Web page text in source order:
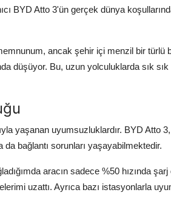
BYD Atto 3'ün gerçek dünya
ancak şehir içi menzil bir türlü
düşüyor. Bu, uzun yolculuklarda sık
yaşanan uyumsuzluklardır. BYD Atto 3,
bağlantı sorunları yaşayabilmektedir.
aracın sadece %50 hızında
uzattı. Ayrıca bazı istasyonlarla